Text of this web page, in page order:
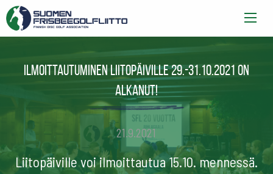
Ilmoittautuminen Liitopäiville 29.-31.10.2021 on
alkanut!
21.9.2021
Liitopäiville voi ilmoittautua 15.10. mennessä.